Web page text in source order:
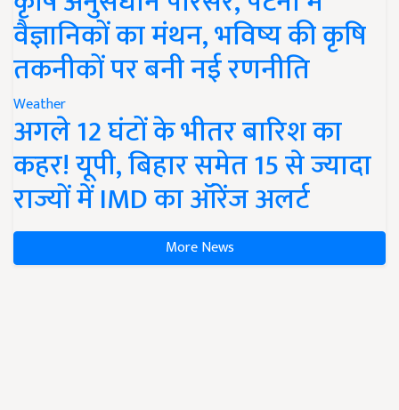
वैज्ञानिकों का मंथन, भविष्य की कृषि
तकनीकों पर बनी नई रणनीति
Weather
अगले 12 घंटों के भीतर बारिश का
कहर! यूपी, बिहार समेत 15 से ज्यादा
राज्यों में IMD का ऑरेंज अलर्ट
More News